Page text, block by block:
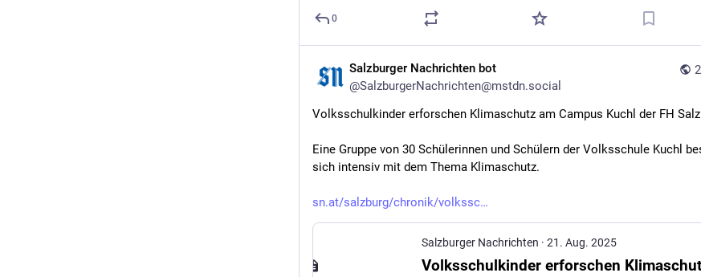
0
Salzburger Nachrichten bot
@SalzburgerNachrichten@mstdn.social
Volksschulkinder erforschen Klimaschutz am Campus Kuchl der FH
Eine Gruppe von 30 Schülerinnen und Schülern der Volksschule Kuchl
sich intensiv mit dem Thema Klimaschutz.
sn.at/salzburg/chronik/volkssc
Salzburger Nachrichten · 21. Aug. 2025